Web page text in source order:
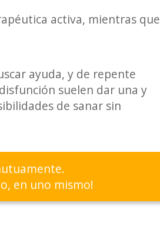
activa, mientras que
ayuda, y de repente
suelen dar una y
de sanar sin
en uno mismo!